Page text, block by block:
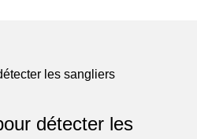
détecter les